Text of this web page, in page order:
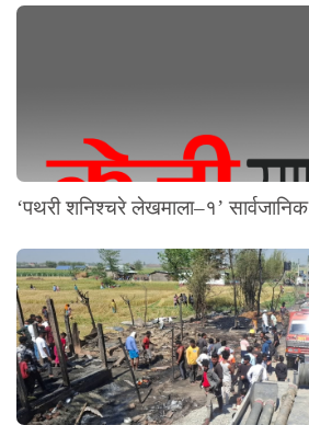
‘पथरी शनिश्चरे लेखमाला–१’ सार्वजानिक